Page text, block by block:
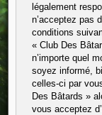
légalement
n’acceptez pas
conditions
« Club Des
n’importe quel
soyez informé,
celles-ci par
Des Bâtards »
vous acceptez